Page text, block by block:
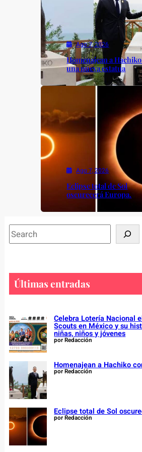
Ago 7, 2026
Homenajean a
una nueva estatua
Ago 7, 2026
Eclipse total de Sol
oscurecerá Europa.
S
e
h
Últimas entradas
Celebra Lotería Nacional
Scouts en México y su
niñas, niños y jóvenes
por Redacción
Homenajean a Hachiko
por Redacción
Eclipse total de Sol
por Redacción